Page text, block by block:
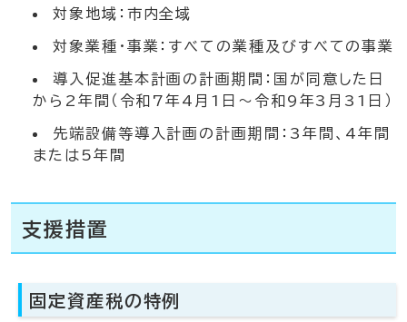
対象地域：市内全域
対象業種・事業：すべての業種及びすべての事業
導入促進基本計画の計画期間：国が同意した日
から2年間（令和7年4月1日～令和9年3月31日）
先端設備等導入計画の計画期間：3年間、4年間
または5年間
支援措置
固定資産税の特例